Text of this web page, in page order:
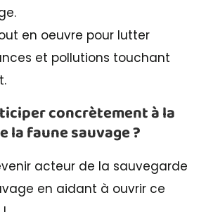
en oeuvre pour lutter
et pollutions touchant
concrètement à la
la faune sauvage ?
acteur de la sauvegarde
en aidant à ouvrir ce